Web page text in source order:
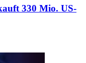
330 Mio. US-